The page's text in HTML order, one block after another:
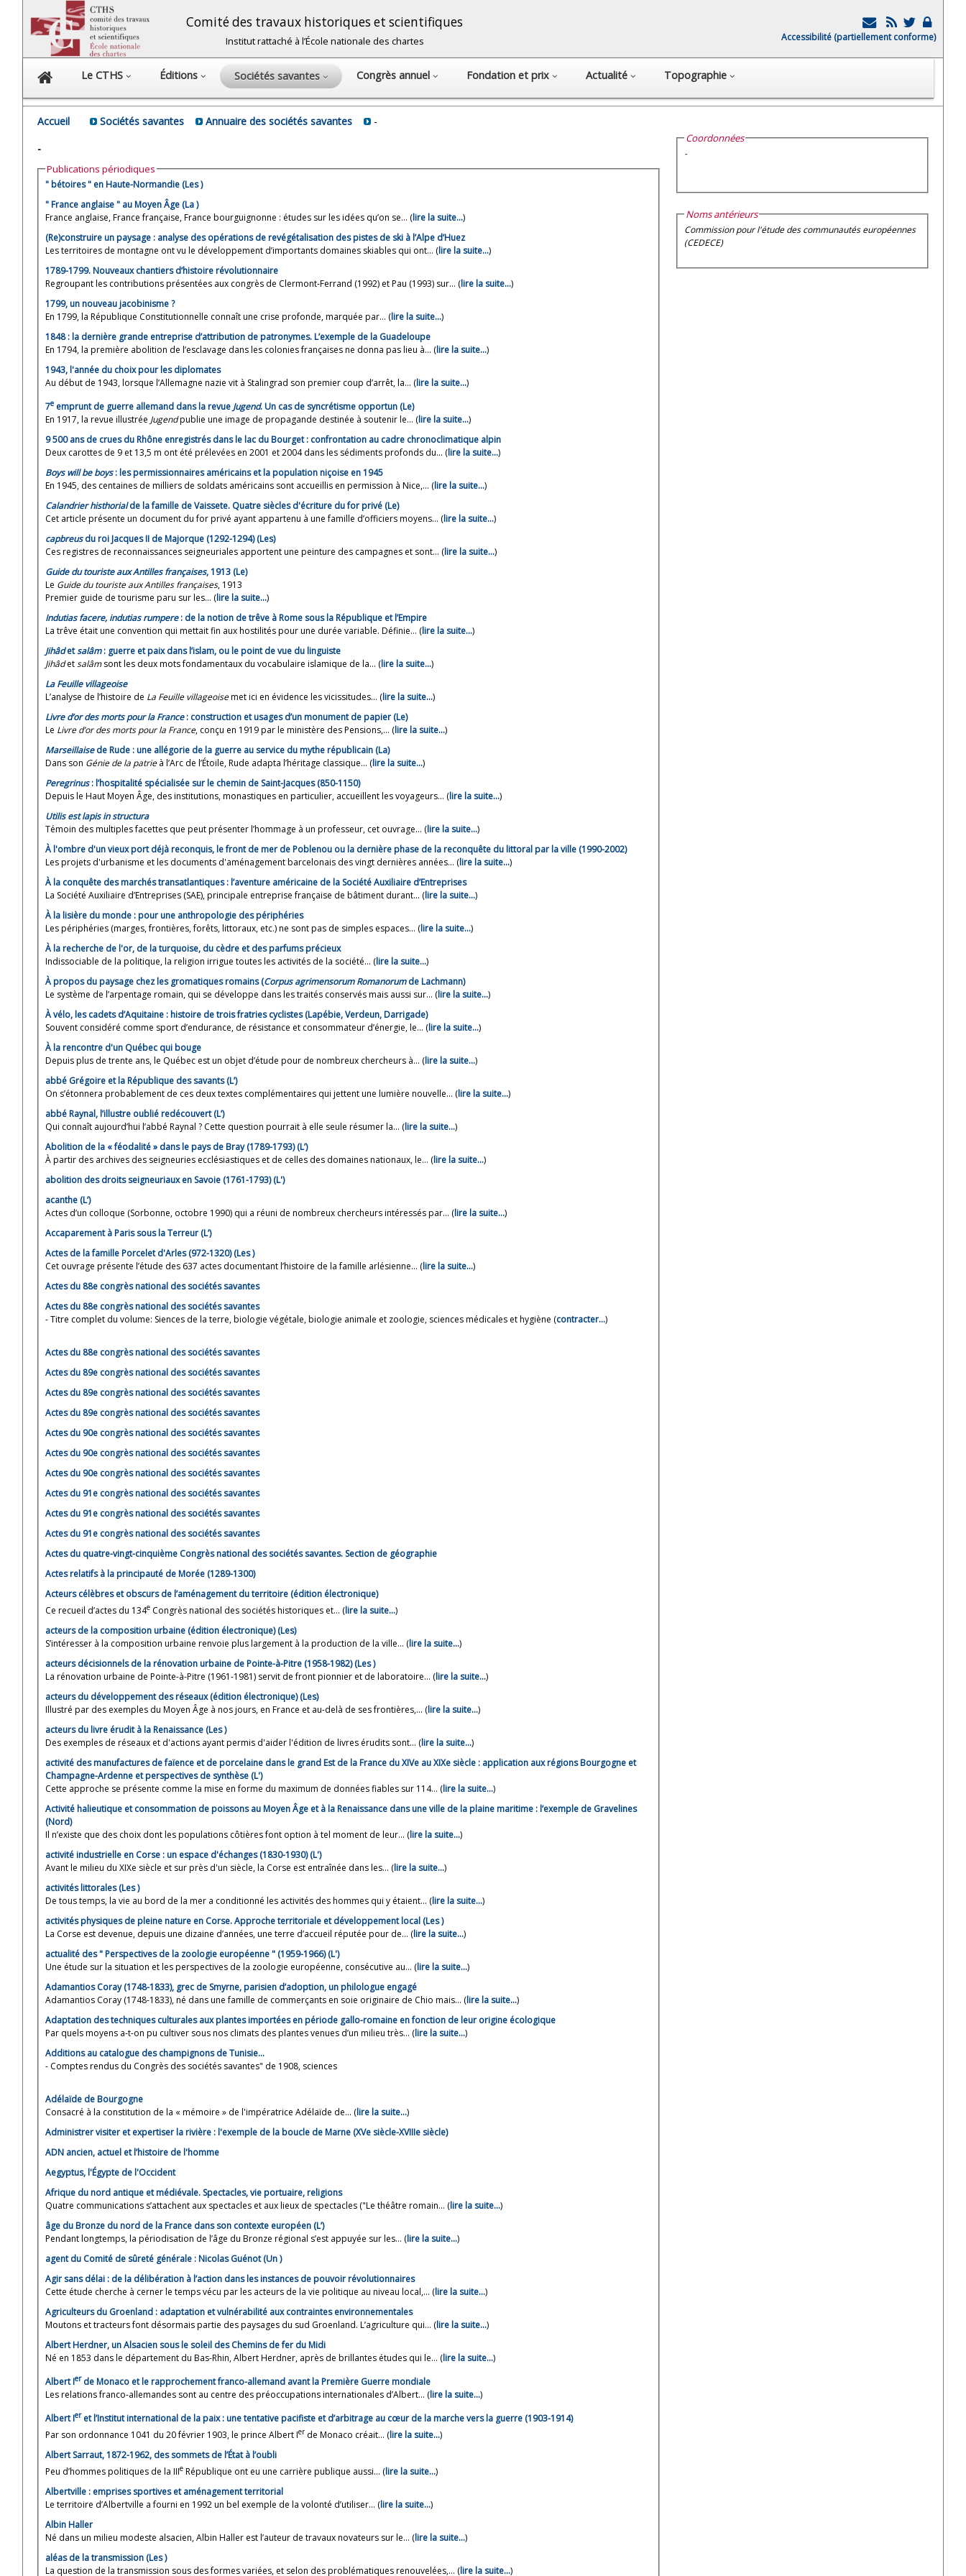
Comité des travaux historiques et scientifiques
Institut rattaché à l’École nationale des chartes Accessibilité (partiellement conforme)
Le CTHS Éditions Sociétés savantes Congrès annuel Fondation et prix Actualité Topographie
Accueil Sociétés savantes Annuaire des sociétés savantes
-
-
Publications périodiques
" bétoires " en Haute-Normandie (Les )
" France anglaise " au Moyen Âge (La )
France anglaise, France française, France bourguignonne : études sur les idées qu’on se... (lire la suite…)
(Re)construire un paysage : analyse des opérations de revégétalisation des pistes de ski à l’Alpe d’Huez
Les territoires de montagne ont vu le développement d’importants domaines skiables qui ont... (lire la suite…)
1789-1799. Nouveaux chantiers d’histoire révolutionnaire
Regroupant les contributions présentées aux congrès de Clermont-Ferrand (1992) et Pau (1993) sur... (lire la suite…)
1799, un nouveau jacobinisme ?
En 1799, la République Constitutionnelle connaît une crise profonde, marquée par... (lire la suite…)
1848 : la dernière grande entreprise d’attribution de patronymes. L’exemple de la Guadeloupe
En 1794, la première abolition de l’esclavage dans les colonies françaises ne donna pas lieu à... (lire la suite…)
1943, l'année du choix pour les diplomates
Au début de 1943, lorsque l’Allemagne nazie vit à Stalingrad son premier coup d’arrêt, la... (lire la suite…)
7e emprunt de guerre allemand dans la revue Jugend. Un cas de syncrétisme opportun (Le)
En 1917, la revue illustrée Jugendpublie une image de propagande destinée à soutenir le... (lire la suite…)
9 500 ans de crues du Rhône enregistrés dans le lac du Bourget : confrontation au cadre chronoclimatique alpin
Deux carottes de 9 et 13,5 m ont été prélevées en 2001 et 2004 dans les sédiments profonds du... (lire la suite…)
Boys will be boys: les permissionnaires américains et la population niçoise en 1945
En 1945, des centaines de milliers de soldats américains sont accueillis en permission à Nice,... (lire la suite…)
Calandrier histhorialde la famille de Vaissete. Quatre siècles d'écriture du for privé (Le)
Cet article présente un document du for privé ayant appartenu à une famille d’officiers moyens... (lire la suite…)
capbreusdu roi Jacques II de Majorque (1292-1294) (Les)
Ces registres de reconnaissances seigneuriales apportent une peinture des campagnes et sont... (lire la suite…)
Guide du touriste aux Antilles françaises
, 1913 (Le)
Le Guide du touriste aux Antilles françaises, 1913
Premier guide de tourisme paru sur les... (lire la suite…)
Indutias facere, indutias rumpere: de la notion de trêve à Rome sous la République et l’Empire
La trêve était une convention qui mettait fin aux hostilités pour une durée variable. Définie... (lire la suite…)
Jihâdetsalâm: guerre et paix dans l’islam, ou le point de vue du linguiste
Jihâdetsalâmsont les deux mots fondamentaux du vocabulaire islamique de la... (lire la suite…)
La Feuille villageoise
L’analyse de l’histoire de La Feuille villageoisemet ici en évidence les vicissitudes... (lire la suite…)
Livre d’or des morts pour la France: construction et usages d’un monument de papier (Le)
Le Livre d’or des morts pour la France, conçu en 1919 par le ministère des Pensions,... (lire la suite…)
Marseillaisede Rude : une allégorie de la guerre au service du mythe républicain (La)
Dans son Génie de la patrieà l’Arc de l’Étoile, Rude adapta l’héritage classique... (lire la suite…)
Peregrinus: l’hospitalité spécialisée sur le chemin de Saint-Jacques (850-1150)
Depuis le Haut Moyen Âge, des institutions, monastiques en particulier, accueillent les voyageurs... (lire la suite…)
Utilis est lapis in structura
Témoin des multiples facettes que peut présenter l’hommage à un professeur, cet ouvrage... (lire la suite…)
À l'ombre d'un vieux port déjà reconquis, le front de mer de Poblenou ou la dernière phase de la reconquête du littoral par la ville (1990-2002)
Les projets d'urbanisme et les documents d'aménagement barcelonais des vingt dernières années... (lire la suite…)
À la conquête des marchés transatlantiques : l’aventure américaine de la Société Auxiliaire d’Entreprises
La Société Auxiliaire d’Entreprises (SAE), principale entreprise française de bâtiment durant... (lire la suite…)
À la lisière du monde : pour une anthropologie des périphéries
Les périphéries (marges, frontières, forêts, littoraux, etc.) ne sont pas de simples espaces... (lire la suite…)
À la recherche de l'or, de la turquoise, du cèdre et des parfums précieux
Indissociable de la politique, la religion irrigue toutes les activités de la société... (lire la suite…)
À propos du paysage chez les gromatiques romains (Corpus agrimensorum Romanorumde Lachmann)
Le système de l’arpentage romain, qui se développe dans les traités conservés mais aussi sur... (lire la suite…)
À vélo, les cadets d’Aquitaine : histoire de trois fratries cyclistes (Lapébie, Verdeun, Darrigade)
Souvent considéré comme sport d’endurance, de résistance et consommateur d’énergie, le... (lire la suite…)
À la rencontre d'un Québec qui bouge
Depuis plus de trente ans, le Québec est un objet d’étude pour de nombreux chercheurs à... (lire la suite…)
abbé Grégoire et la République des savants (L’)
On s’étonnera probablement de ces deux textes complémentaires qui jettent une lumière nouvelle... (lire la suite…)
abbé Raynal, l’illustre oublié redécouvert (L’)
Qui connaît aujourd’hui l’abbé Raynal ? Cette question pourrait à elle seule résumer la... (lire la suite…)
Abolition de la « féodalité » dans le pays de Bray (1789-1793) (L’)
À partir des archives des seigneuries ecclésiastiques et de celles des domaines nationaux, le... (lire la suite…)
abolition des droits seigneuriaux en Savoie (1761-1793) (L')
acanthe (L’)
Actes d’un colloque (Sorbonne, octobre 1990) qui a réuni de nombreux chercheurs intéressés par... (lire la suite…)
Accaparement à Paris sous la Terreur (L’)
Actes de la famille Porcelet d'Arles (972-1320) (Les )
Cet ouvrage présente l’étude des 637 actes documentant l’histoire de la famille arlésienne... (lire la suite…)
Actes du 88e congrès national des sociétés savantes
Actes du 88e congrès national des sociétés savantes
- Titre complet du volume: Siences de la terre, biologie végétale, biologie animale et zoologie, sciences médicales et hygiène (contracter…)
Actes du 88e congrès national des sociétés savantes
Actes du 89e congrès national des sociétés savantes
Actes du 89e congrès national des sociétés savantes
Actes du 89e congrès national des sociétés savantes
Actes du 90e congrès national des sociétés savantes
Actes du 90e congrès national des sociétés savantes
Actes du 90e congrès national des sociétés savantes
Actes du 91e congrès national des sociétés savantes
Actes du 91e congrès national des sociétés savantes
Actes du 91e congrès national des sociétés savantes
Actes du quatre-vingt-cinquième Congrès national des sociétés savantes. Section de géographie
Actes relatifs à la principauté de Morée (1289-1300)
Acteurs célèbres et obscurs de l’aménagement du territoire (édition électronique)
Ce recueil d’actes du 134e Congrès national des sociétés historiques et... (lire la suite…)
acteurs de la composition urbaine (édition électronique) (Les)
S’intéresser à la composition urbaine renvoie plus largement à la production de la ville... (lire la suite…)
acteurs décisionnels de la rénovation urbaine de Pointe-à-Pitre (1958-1982) (Les )
La rénovation urbaine de Pointe-à-Pitre (1961-1981) servit de front pionnier et de laboratoire... (lire la suite…)
acteurs du développement des réseaux (édition électronique) (Les)
Illustré par des exemples du Moyen Âge à nos jours, en France et au-delà de ses frontières,... (lire la suite…)
acteurs du livre érudit à la Renaissance (Les )
Des exemples de réseaux et d'actions ayant permis d'aider l'édition de livres érudits sont... (lire la suite…)
activité des manufactures de faïence et de porcelaine dans le grand Est de la France du XIVe au XIXe siècle : application aux régions Bourgogne et
Champagne-Ardenne et perspectives de synthèse (L')
Cette approche se présente comme la mise en forme du maximum de données fiables sur 114... (lire la suite…)
Activité halieutique et consommation de poissons au Moyen Âge et à la Renaissance dans une ville de la plaine maritime : l’exemple de Gravelines
(Nord)
Il n’existe que des choix dont les populations côtières font option à tel moment de leur... (lire la suite…)
activité industrielle en Corse : un espace d'échanges (1830-1930) (L')
Avant le milieu du XIXe siècle et sur près d'un siècle, la Corse est entraînée dans les... (lire la suite…)
activités littorales (Les )
De tous temps, la vie au bord de la mer a conditionné les activités des hommes qui y étaient... (lire la suite…)
activités physiques de pleine nature en Corse. Approche territoriale et développement local (Les )
La Corse est devenue, depuis une dizaine d’années, une terre d’accueil réputée pour de... (lire la suite…)
actualité des " Perspectives de la zoologie européenne " (1959-1966) (L')
Une étude sur la situation et les perspectives de la zoologie européenne, consécutive au... (lire la suite…)
Adamantios Coray (1748-1833), grec de Smyrne, parisien d’adoption, un philologue engagé
Adamantios Coray (1748-1833), né dans une famille de commerçants en soie originaire de Chio mais... (lire la suite…)
Adaptation des techniques culturales aux plantes importées en période gallo-romaine en fonction de leur origine écologique
Par quels moyens a-t-on pu cultiver sous nos climats des plantes venues d’un milieu très... (lire la suite…)
Additions au catalogue des champignons de Tunisie...
- Comptes rendus du Congrès des sociétés savantes" de 1908, sciences
Adélaïde de Bourgogne
Consacré à la constitution de la « mémoire » de l'impératrice Adélaïde de... (lire la suite…)
Administrer visiter et expertiser la rivière : l'exemple de la boucle de Marne (XVe siècle-XVIIIe siècle)
ADN ancien, actuel et l’histoire de l'homme
Aegyptus, l'Égypte de l'Occident
Afrique du nord antique et médiévale. Spectacles, vie portuaire, religions
Quatre communications s’attachent aux spectacles et aux lieux de spectacles ("Le théâtre romain... (lire la suite…)
âge du Bronze du nord de la France dans son contexte européen (L’)
Pendant longtemps, la périodisation de l’âge du Bronze régional s’est appuyée sur les... (lire la suite…)
agent du Comité de sûreté générale : Nicolas Guénot (Un )
Agir sans délai : de la délibération à l’action dans les instances de pouvoir révolutionnaires
Cette étude cherche à cerner le temps vécu par les acteurs de la vie politique au niveau local,... (lire la suite…)
Agriculteurs du Groenland : adaptation et vulnérabilité aux contraintes environnementales
Moutons et tracteurs font désormais partie des paysages du sud Groenland. L’agriculture qui... (lire la suite…)
Albert Herdner, un Alsacien sous le soleil des Chemins de fer du Midi
Né en 1853 dans le département du Bas-Rhin, Albert Herdner, après de brillantes études qui le... (lire la suite…)
Albert Ierde Monaco et le rapprochement franco-allemand avant la Première Guerre mondiale
Les relations franco-allemandes sont au centre des préoccupations internationales d’Albert... (lire la suite…)
Albert Ieret l’Institut international de la paix : une tentative pacifiste et d’arbitrage au cœur de la marche vers la guerre (1903-1914)
Par son ordonnance 1041 du 20 février 1903, le prince Albert Ierde Monaco créait... (lire la suite…)
Albert Sarraut, 1872-1962, des sommets de l’État à l’oubli
Peu d’hommes politiques de la IIIe République ont eu une carrière publique aussi... (lire la suite…)
Albertville : emprises sportives et aménagement territorial
Le territoire d’Albertville a fourni en 1992 un bel exemple de la volonté d’utiliser... (lire la suite…)
Albin Haller
Né dans un milieu modeste alsacien, Albin Haller est l’auteur de travaux novateurs sur le... (lire la suite…)
aléas de la transmission (Les )
La question de la transmission sous des formes variées, et selon des problématiques renouvelées,... (lire la suite…)
Coordonnées
-
Noms antérieurs
Commission pour l'étude des communautés européennes
(CEDECE)